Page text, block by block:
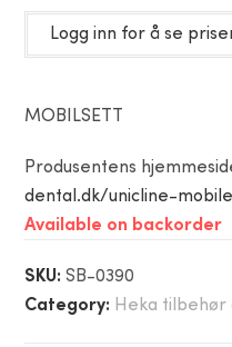
Logg inn for å se
MOBILSETT
Produsentens
dental.dk/unicline-
Available on backorder
SKU:SB-0390
Category: Heka tilbehør